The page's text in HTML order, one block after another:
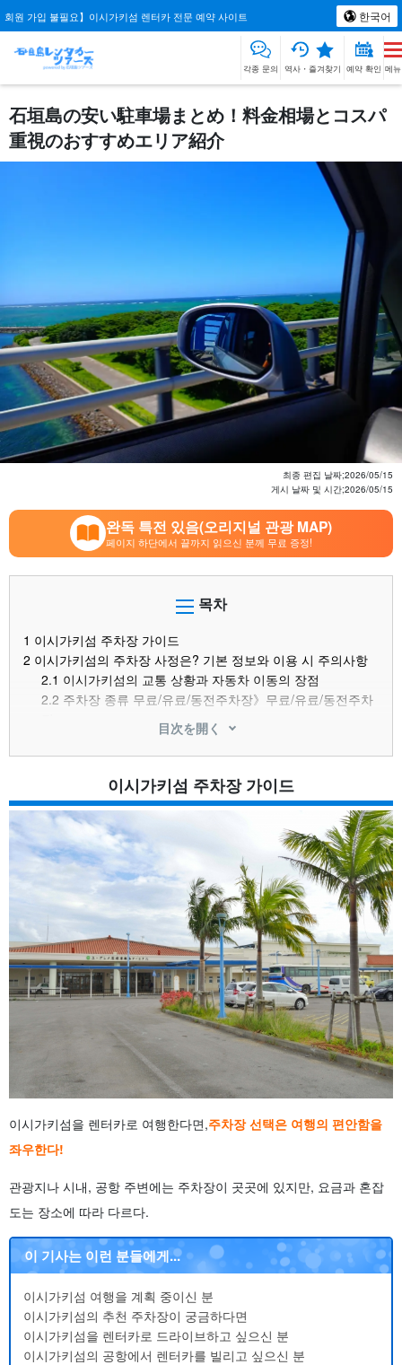
회원 가입 불필요】이시가키섬 렌터카 전문 예약 사이트 한국어
각종 문의 역사・즐겨찾기 예약 확인 메뉴
石垣島の安い駐車場まとめ！料金相場とコスパ
重視のおすすめエリア紹介
최종 편집 날짜;2026/05/15
게시 날짜 및 시간;2026/05/15
완독 특전 있음(오리지널 관광 MAP)
페이지 하단에서 끝까지 읽으신 분께 무료 증정!
목차
1 이시가키섬 주차장 가이드
2 이시가키섬의 주차장 사정은? 기본 정보와 이용 시 주의사항
2.1 이시가키섬의 교통 상황과 자동차 이동의 장점
2.2 주차장 종류 무료/유료/동전주차장》무료/유료/동전주차
石垣島の 駐車場料金相場と安くするコツ
3.1일반적인 요금 시세 시가지・관광지・공항 주변》지역
저렴하게 이용하는 요령 (최대요금・단시간 이용 등)
3.3【市街地】ユーグレナモール・ 730交差点周辺の安い駐
車場
3.4 大川有料駐車場
3.5이시가키시조겐 주차장
八島第二駐車場
【離島ターミナル周辺】 石垣港に近いおすすめ駐車場
離島ターミナル周辺に無料駐車場はある？
4.2
離島ターミナル第1駐車場
4.3離島ターミナル第2駐車場
5【空港・観光地】 新石垣空港・川平湾周辺の駐車場
5.1신이시가키 공항 터미널 주차장
가와히라 공원 주차장
가와히라 만을 바라볼 수 있는 주차장
다마토리사키 전망대 주차장
주차장을 이용하기 전에 알아두어야 할 사항
6.1
사전 예약이나 만차 대책이 필요한가요?
7石垣島の駐車場に関する よくある質問（FAQ）
8요약
目次を開く
이시가키섬 주차장 가이드
이시가키섬을 렌터카로 여행한다면,주차장 선택은 여행의 편안함을
좌우한다!
관광지나 시내, 공항 주변에는 주차장이 곳곳에 있지만, 요금과 혼잡
도는 장소에 따라 다르다.
이 기사는 이런 분들에게...
이시가키섬 여행을 계획 중이신 분
이시가키섬의 추천 주차장이 궁금하다면
이시가키섬을 렌터카로 드라이브하고 싶으신 분
이시가키섬의 공항에서 렌터카를 빌리고 싶으신 분